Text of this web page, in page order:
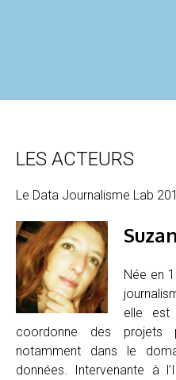
LES ACTEURS
Le Data Journalisme Lab
Née en
elle est
coordonne des projets
notamment dans le
données. Intervenante à